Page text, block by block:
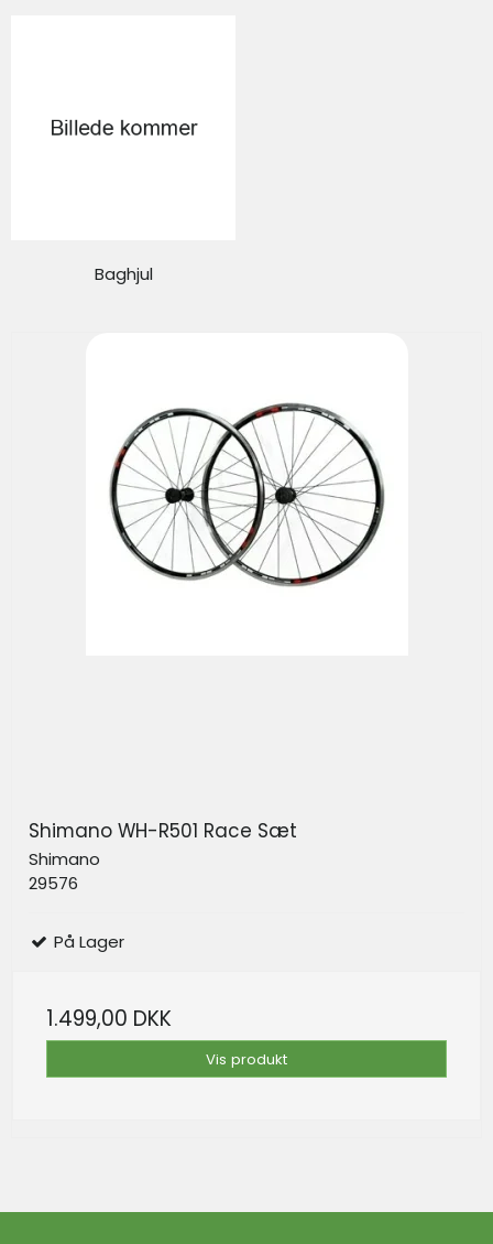
Baghjul
Shimano WH-R501 Race Sæt
Shimano
29576
På Lager
1.499,00 DKK
Vis produkt